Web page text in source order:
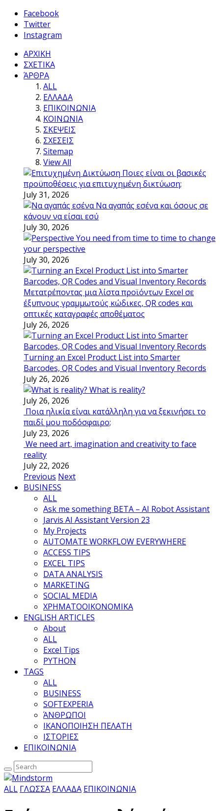
Facebook
Twitter
Instagram
ΑΡΧΙΚΗ
ΣΧΕΤΙΚΑ
ΆΡΘΡΑ
ALL
ΕΛΛΑΔΑ
ΕΠΙΚΟΙΝΩΝΙΑ
ΚΟΙΝΩΝΙΑ
ΣΚΕΨΕΙΣ
ΣΧΕΣΕΙΣ
Sitemap
View All
Ποιες είναι οι βασικές
προϋποθέσεις για επιτυχημένη δικτύωση;
July 31, 2026
Να αγαπάς εσένα και όσους σε
κάνουν να είσαι εσύ
July 30, 2026
You need from time to time to change
your perspective
July 30, 2026
Μετατρέποντας μια λίστα προϊόντων Excel σε
έξυπνους γραμμωτούς κώδικες, QR codes και
οπτικές καταγραφές αποθέματος
July 26, 2026
Turning an Excel Product List into Smarter
Barcodes, QR Codes and Visual Inventory Records
July 26, 2026
What is reality?
July 26, 2026
Ποια ηλικία είναι κατάλληλη για να ξεκινήσει το
παιδί μου ποδόσφαιρο;
July 23, 2026
We need art, imagination and creativity to face
reality
July 22, 2026
Previous Next
BUSINESS
ALL
Ask me something BETA – AI Robot Assistant
Jarvis AI Assistant Version 23
My Projects
AUTOMATE WORKFLOW EVERYWHERE
ACCESS TIPS
EXCEL TIPS
DATA ANALYSIS
MARKETING
SOCIAL MEDIA
ΧΡΗΜΑΤΟΟΙΚΟΝΟΜΙΚΑ
ENGLISH ARTICLES
About
ALL
Excel Tips
PYTHON
TAGS
ALL
BUSINESS
SOFTEXPERIA
ΆΝΘΡΩΠΟΙ
ΙΚΑΝΟΠΟΙΗΣΗ ΠΕΛΑΤΗ
ΙΣΤΟΡΙΕΣ
ΕΠΙΚΟΙΝΩΝΙΑ
ALL ΓΛΩΣΣΑ ΕΛΛΑΔΑ ΕΠΙΚΟΙΝΩΝΙΑ